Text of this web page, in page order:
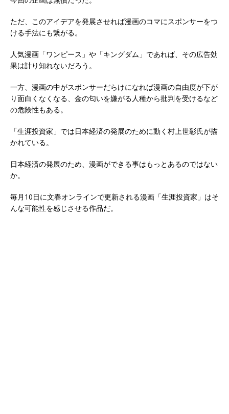
ただ、このアイデアを発展させれば漫画のコマにスポンサーをつ
ける手法にも繋がる。
人気漫画「ワンピース」や「キングダム」であれば、その広告効
果は計り知れないだろう。
一方、漫画の中がスポンサーだらけになれば漫画の自由度が下が
り面白くなくなる、金の匂いを嫌がる人種から批判を受けるなど
の危険性もある。
「生涯投資家」では日本経済の発展のために動く村上世彰氏が描
かれている。
日本経済の発展のため、漫画ができる事はもっとあるのではない
か。
毎月10日に文春オンラインで更新される漫画「生涯投資家」はそ
んな可能性を感じさせる作品だ。